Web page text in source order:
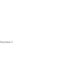
Акромед-У